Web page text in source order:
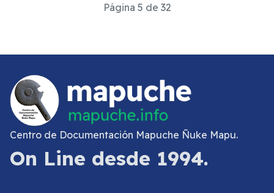
Página 5 de 32
Centro de Documentación Mapuche Ñuke Mapu.
On Line desde 1994.